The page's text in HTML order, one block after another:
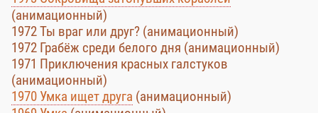
(анимационный)
1972 Ты враг или друг? (анимационный)
1972 Грабёж среди белого дня (анимационный)
1971 Приключения красных галстуков
(анимационный)
1970 Умка ищет друга (анимационный)